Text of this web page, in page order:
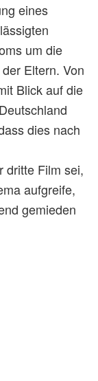
eines
um die
Eltern. Von
Blick auf die
dies nach
dritte Film sei,
aufgreife,
gemieden